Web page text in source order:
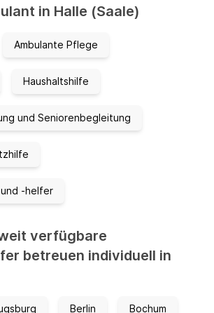
in Halle (Saale)
Ambulante Pflege
Haushaltshilfe
und Seniorenbegleitung
-helfer
verfügbare
betreuen individuell in
Berlin Bochum